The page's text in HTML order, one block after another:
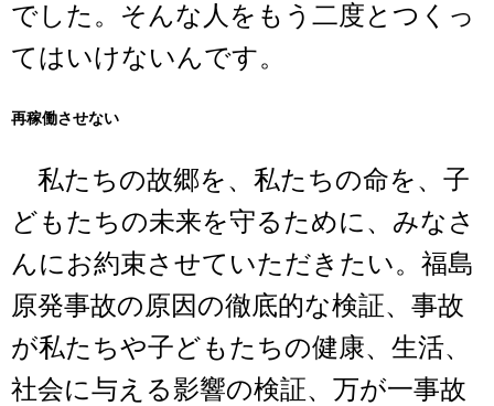
でした。そんな人をもう二度とつくっ
てはいけないんです。
再稼働させない
私たちの故郷を、私たちの命を、子
どもたちの未来を守るために、みなさ
んにお約束させていただきたい。福島
原発事故の原因の徹底的な検証、事故
が私たちや子どもたちの健康、生活、
社会に与える影響の検証、万が一事故